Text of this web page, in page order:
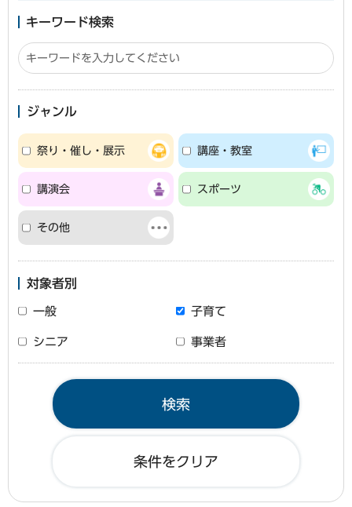
キーワード検索
ジャンル
祭り・催し・展示 講座・教室
講演会 スポーツ
その他
対象者別
一般 子育て
シニア 事業者
条件をクリア